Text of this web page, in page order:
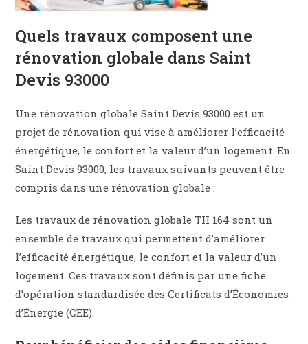
Quels travaux composent une
rénovation globale dans Saint
Devis 93000
Une rénovation globale Saint Devis 93000 est un
projet de rénovation qui vise à améliorer l’efficacité
énergétique, le confort et la valeur d’un logement. En
Saint Devis 93000, les travaux suivants peuvent être
compris dans une rénovation globale :
Les travaux de rénovation globale TH 164 sont un
ensemble de travaux qui permettent d’améliorer
l’efficacité énergétique, le confort et la valeur d’un
logement. Ces travaux sont définis par une fiche
d’opération standardisée des Certificats d’Économies
d’Énergie (CEE).